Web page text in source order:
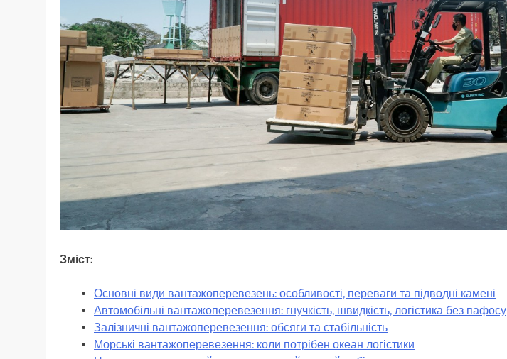
Зміст:
Основні види вантажоперевезень: особливості, переваги та підводні камені
Автомобільні вантажоперевезення: гнучкість, швидкість, логістика без пафосу
Залізничні вантажоперевезення: обсяги та стабільність
Морські вантажоперевезення: коли потрібен океан логістики